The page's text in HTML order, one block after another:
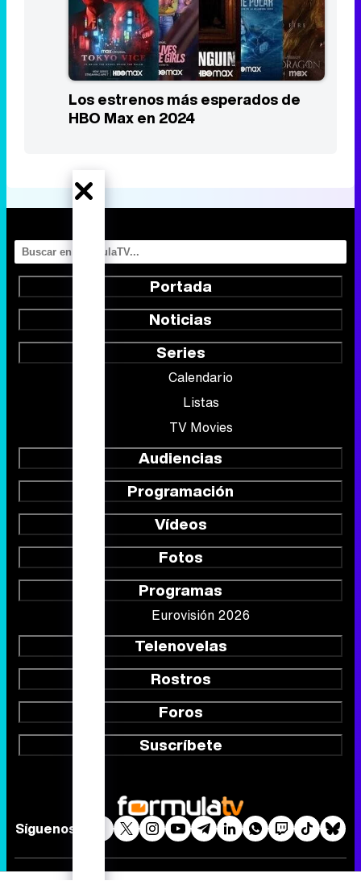
Los estrenos más esperados de
HBO Max en 2024
Portada
Noticias
Series
Calendario
Listas
TV Movies
Audiencias
Programación
Vídeos
Fotos
Programas
Eurovisión 2026
Telenovelas
Rostros
Foros
Suscríbete
Síguenos
Quiénes somos